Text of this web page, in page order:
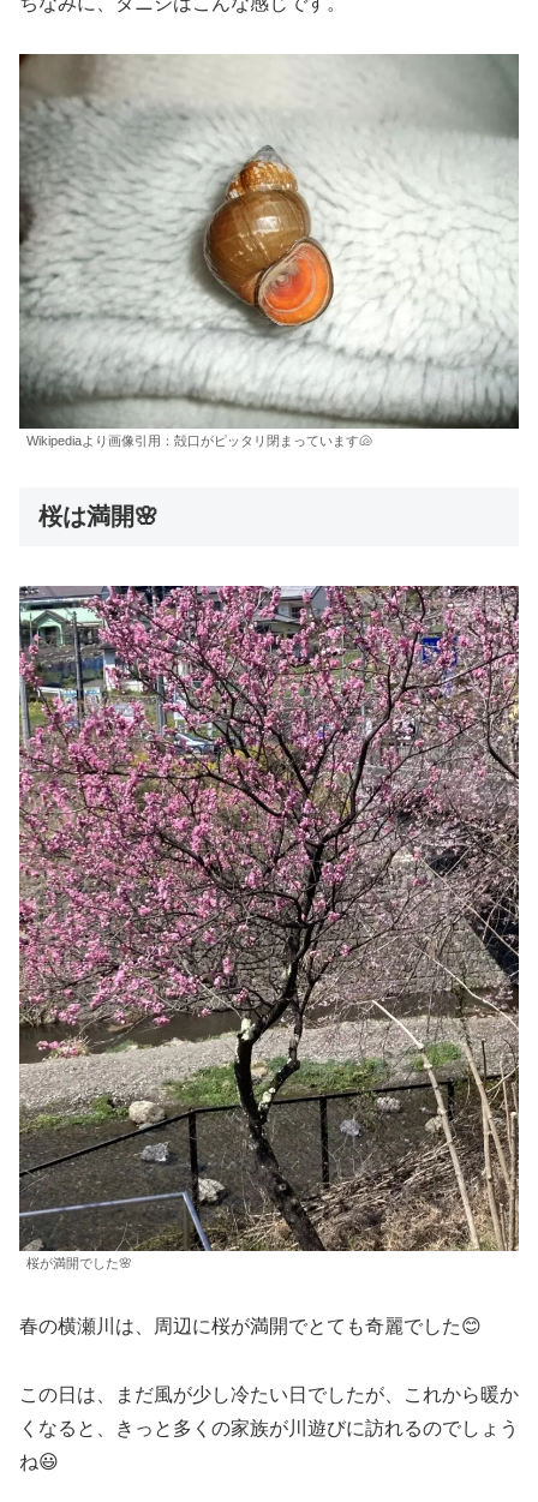
Wikipediaより画像引用：殻口がピッタリ閉まっています🐚
桜は満開🌸
桜が満開でした🌸
春の横瀬川は、周辺に桜が満開でとても奇麗でした😊
この日は、まだ風が少し冷たい日でしたが、これから暖か
くなると、きっと多くの家族が川遊びに訪れるのでしょう
ね😃